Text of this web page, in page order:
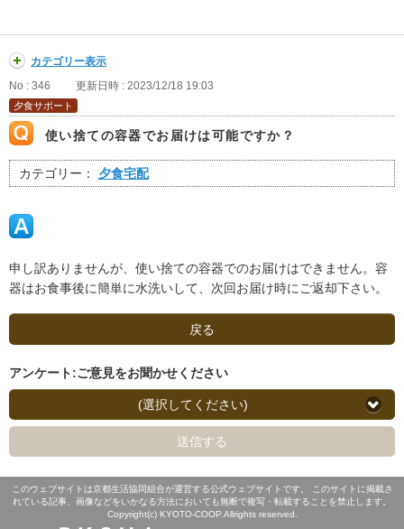
カテゴリー表示
No : 346
更新日時 : 2023/12/18 19:03
夕食サポート
使い捨ての容器でお届けは可能ですか？
カテゴリー： 夕食宅配
申し訳ありませんが、使い捨ての容器でのお届けはできません。容
器はお食事後に簡単に水洗いして、次回お届け時にご返却下さい。
戻る
アンケート:ご意見をお聞かせください
(選択してください)
送信する
このウェブサイトは京都生活協同組合が運営する公式ウェブサイトです。 このサイトに掲載さ
れている記事、画像などをいかなる方法においても無断で複写・転載することを禁止します。
Copyright(c) KYOTO-COOP.Allrights reserved.